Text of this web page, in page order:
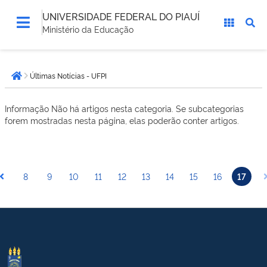
UNIVERSIDADE FEDERAL DO PIAUÍ
Ministério da Educação
está
aqui:Página inicial
Últimas Notícias - UFPI
Informação Não há artigos nesta categoria. Se subcategorias
forem mostradas nesta página, elas poderão conter artigos.
8 9 10 11 12 13 14 15 16 17